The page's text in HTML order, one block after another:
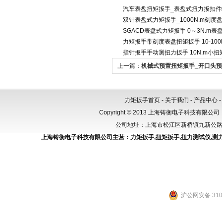
汽车表盘扭矩扳手_表盘式扭力扳扣
双针表盘式力矩扳手_1000N.m刻度
SGACD表盘式力矩扳手 0～3N.m表
力矩扳手带刻度表盘扭矩扳手 10-
指针扳手手动测扭力扳手 10N.m小扭
上一篇： 机械式预置扭矩扳手_开口头
力矩扳手首页 - 关于我们 - 产品中心 -
Copyright © 2013 上海铸衡电子科技有限公
公司地址：上海市松江区新桥镇九新
上海铸衡电子科技有限公司主营： 力矩扳手,扭矩扳手,扭力测试仪,测
沪公网安备